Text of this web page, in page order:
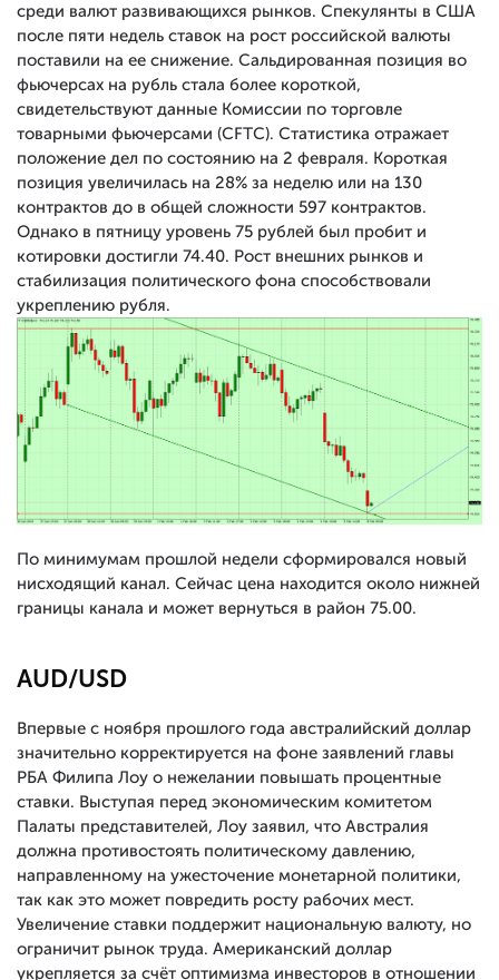
среди валют развивающихся рынков. Спекулянты в США
после пяти недель ставок на рост российской валюты
поставили на ее снижение. Сальдированная позиция во
фьючерсах на рубль стала более короткой,
свидетельствуют данные Комиссии по торговле
товарными фьючерсами (CFTC). Статистика отражает
положение дел по состоянию на 2 февраля. Короткая
позиция увеличилась на 28% за неделю или на 130
контрактов до в общей сложности 597 контрактов.
Однако в пятницу уровень 75 рублей был пробит и
котировки достигли 74.40. Рост внешних рынков и
стабилизация политического фона способствовали
укреплению рубля.
По минимумам прошлой недели сформировался новый
нисходящий канал. Сейчас цена находится около нижней
границы канала и может вернуться в район 75.00.
AUD/USD
Впервые с ноября прошлого года австралийский доллар
значительно корректируется на фоне заявлений главы
РБА Филипа Лоу о нежелании повышать процентные
ставки. Выступая перед экономическим комитетом
Палаты представителей, Лоу заявил, что Австралия
должна противостоять политическому давлению,
направленному на ужесточение монетарной политики,
так как это может повредить росту рабочих мест.
Увеличение ставки поддержит национальную валюту, но
ограничит рынок труда. Американский доллар
укрепляется за счёт оптимизма инвесторов в отношении